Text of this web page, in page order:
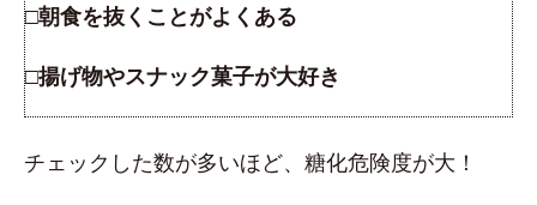
□朝食を抜くことがよくある
□揚げ物やスナック菓子が大好き
チェックした数が多いほど、糖化危険度が大！